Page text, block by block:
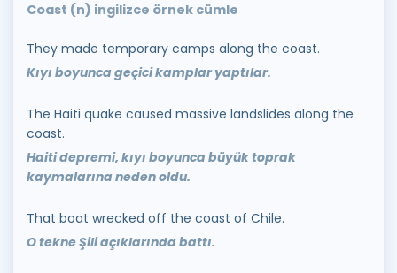
Coast (n) ingilizce örnek cümle
They made temporary camps along the coast.
Kıyı boyunca geçici kamplar yaptılar.
The Haiti quake caused massive landslides along the
coast.
Haiti depremi, kıyı boyunca büyük toprak
kaymalarına neden oldu.
That boat wrecked off the coast of Chile.
O tekne Şili açıklarında battı.